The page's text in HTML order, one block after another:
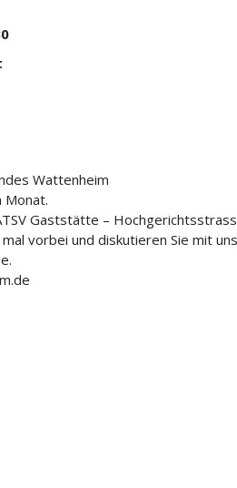
Wattenheim
Monat.
Gaststätte –
vorbei und diskutieren Sie mit